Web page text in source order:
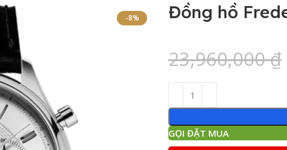
-8% Đồng hồ
23,960,000₫
GỌI ĐẶT MUA